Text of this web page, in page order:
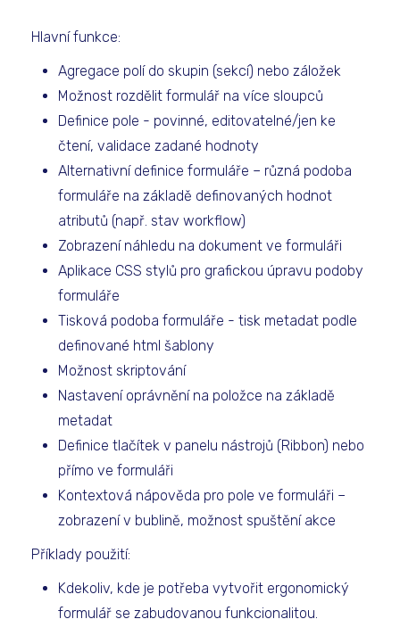
Hlavní funkce:
Agregace polí do skupin (sekcí) nebo záložek
Možnost rozdělit formulář na více sloupců
Definice pole - povinné, editovatelné/jen ke
čtení, validace zadané hodnoty
Alternativní definice formuláře – různá podoba
formuláře na základě definovaných hodnot
atributů (např. stav workflow)
Zobrazení náhledu na dokument ve formuláři
Aplikace CSS stylů pro grafickou úpravu podoby
formuláře
Tisková podoba formuláře - tisk metadat podle
definované html šablony
Možnost skriptování
Nastavení oprávnění na položce na základě
metadat
Definice tlačítek v panelu nástrojů (Ribbon) nebo
přímo ve formuláři
Kontextová nápověda pro pole ve formuláři –
zobrazení v bublině, možnost spuštění akce
Příklady použití:
Kdekoliv, kde je potřeba vytvořit ergonomický
formulář se zabudovanou funkcionalitou.